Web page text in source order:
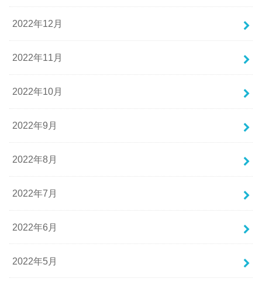
2022年12月
2022年11月
2022年10月
2022年9月
2022年8月
2022年7月
2022年6月
2022年5月